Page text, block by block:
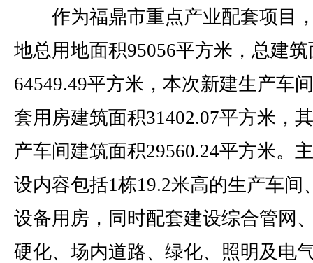
作为福鼎市重点产业配套项目
地总用地面积95056平方米，总建筑
64549.49平方米，本次新建生产车
套用房建筑面积31402.07平方米，
产车间建筑面积29560.24平方米。
设内容包括1栋19.2米高的生产车间
设备用房，同时配套建设综合管网
硬化、场内道路、绿化、照明及电